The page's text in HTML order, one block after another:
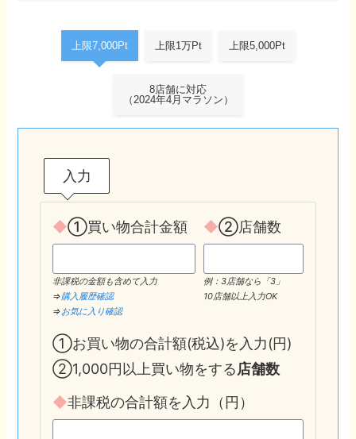
上限7,000Pt 上限1万Pt 上限5,000Pt
8店舗に対応
（2024年4月マラソン）
入力
◆①買い物合計金額
非課税の金額も含めて入力
⇒購入履歴確認
⇒お気に入り確認
◆②店舗数
例：3店舗なら「3」
10店舗以上入力OK
①お買い物の合計額(税込)を入力(円)
②1,000円以上買い物をする店舗数
◆非課税の合計額を入力（円）